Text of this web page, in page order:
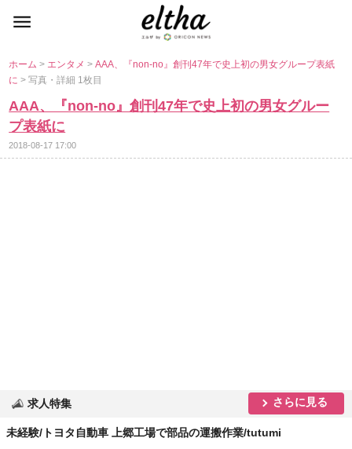
ホーム> エンタメ>AAA、『non-no』創刊47年で史上初の男女グループ表紙
に> 写真・詳細 1枚目
AAA、『non-no』創刊47年で史上初の男女グルー
プ表紙に
2018-08-17 17:00
求人特集 さらに見る
未経験/トヨタ自動車 上郷工場で部品の運搬作業/tutumi